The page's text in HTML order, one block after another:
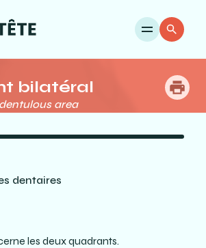
bilatéral
area
dentaires
les deux quadrants.